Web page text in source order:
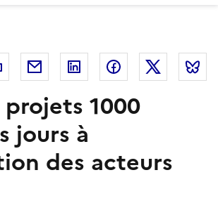
Imprimer Courriel Linkedin FacebookTwitter
1000
jours à
des acteurs